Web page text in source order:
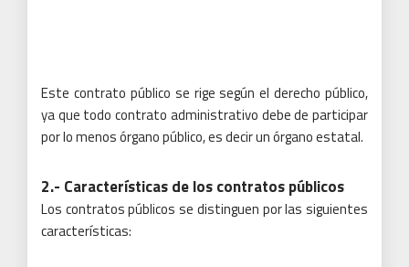
Este contrato público se rige según el derecho público,
ya que todo contrato administrativo debe de participar
por lo menos órgano público, es decir un órgano estatal.
2.- Características de los contratos públicos
Los contratos públicos se distinguen por las siguientes
características: